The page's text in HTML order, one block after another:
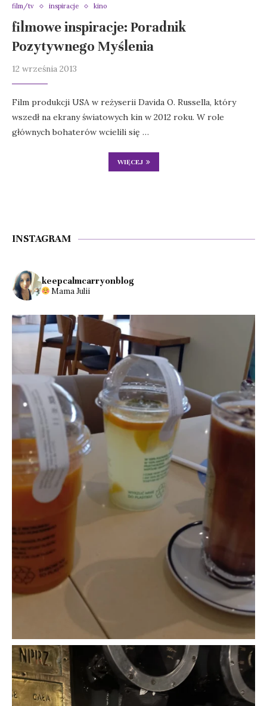
film/tv inspiracje kino
filmowe inspiracje: Poradnik
Pozytywnego Myślenia
12 września 2013
Film produkcji USA w reżyserii Davida O. Russella, który
wszedł na ekrany światowych kin w 2012 roku. W role
głównych bohaterów wcielili się …
WIĘCEJ
INSTAGRAM
keepcalmcarryonblog
Mama Julii